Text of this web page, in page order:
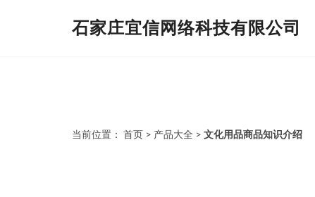
石家庄宜信网络科技有限公司
当前位置： 首页 > 产品大全 > 文化用品商品知识介绍